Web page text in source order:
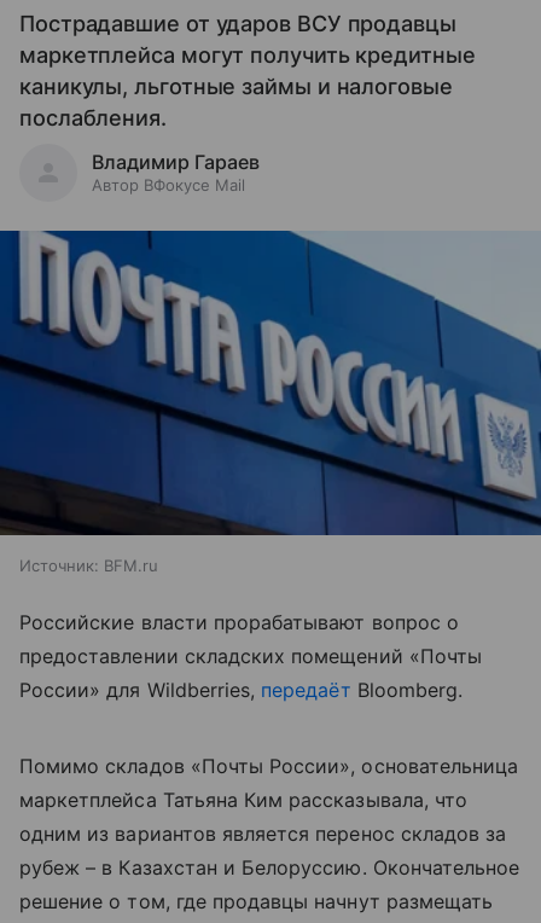
Пострадавшие от ударов ВСУ продавцы
маркетплейса могут получить кредитные
каникулы, льготные займы и налоговые
послабления.
Владимир Гараев
Автор ВФокусе Mail
Источник: BFM.ru
Российские власти прорабатывают вопрос о
предоставлении складских помещений «Почты
России» для Wildberries, передаёт Bloomberg.
Помимо складов «Почты России», основательница
маркетплейса Татьяна Ким рассказывала, что
одним из вариантов является перенос складов за
рубеж – в Казахстан и Белоруссию. Окончательное
решение о том, где продавцы начнут размещать